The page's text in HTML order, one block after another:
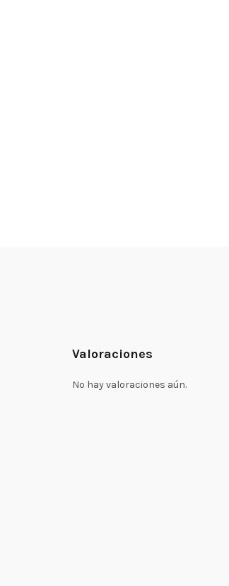
Valoraciones
No hay valoraciones aún.